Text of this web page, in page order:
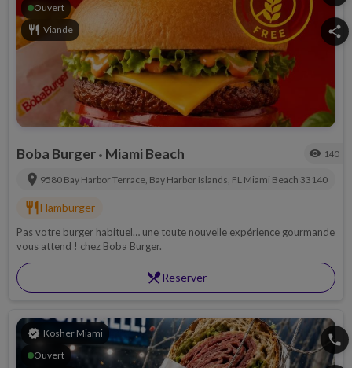
Ouvert
restaurant Viande share
Boba Burger • Miami Beach visibility 140
location_on 9580 Bay Harbor Terrace, Bay Harbor Islands, FL Miami Beach 33140
restaurant Hamburger
Pas votre burger habituel… une toute nouvelle expérience gourmande
vous attend ! chez Boba Burger.
restaurant_menuReserver
verified Kosher Miami
Ouvert
phone